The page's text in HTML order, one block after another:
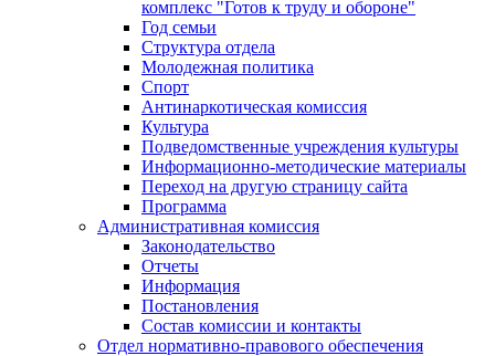
комплекс "Готов к труду и обороне"
Год семьи
Структура отдела
Молодежная политика
Спорт
Антинаркотическая комиссия
Культура
Подведомственные учреждения культуры
Информационно-методические материалы
Переход на другую страницу сайта
Программа
Административная комиссия
Законодательство
Отчеты
Информация
Постановления
Состав комиссии и контакты
Отдел нормативно-правового обеспечения